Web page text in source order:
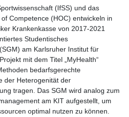
(IfSS) und das
Competence (HOC) entwickeln in
Krankenkasse von 2017-2021
Studentisches
am Karlsruher Institut für
mit dem Titel „MyHealth“
bedarfsgerechte
der Heterogenität der
tragen. Das SGM wird analog zum
am KIT aufgestellt, um
optimal nutzen zu können.